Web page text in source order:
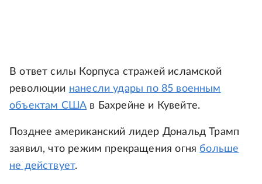
В ответ силы Корпуса стражей исламской
революции нанесли удары по 85 военным
объектам США в Бахрейне и Кувейте.
Позднее американский лидер Дональд Трамп
заявил, что режим прекращения огня больше
не действует.